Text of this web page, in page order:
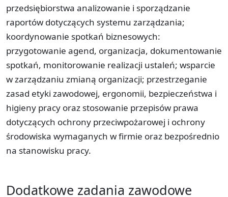
przedsiębiorstwa analizowanie i sporządzanie
raportów dotyczących systemu zarządzania;
koordynowanie spotkań biznesowych:
przygotowanie agend, organizacja, dokumentowanie
spotkań, monitorowanie realizacji ustaleń; wsparcie
w zarządzaniu zmianą organizacji; przestrzeganie
zasad etyki zawodowej, ergonomii, bezpieczeństwa i
higieny pracy oraz stosowanie przepisów prawa
dotyczących ochrony przeciwpożarowej i ochrony
środowiska wymaganych w firmie oraz bezpośrednio
na stanowisku pracy.
Dodatkowe zadania zawodowe